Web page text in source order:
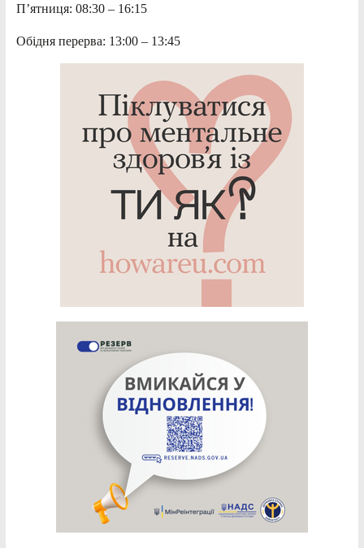
П’ятниця: 08:30 – 16:15
Обідня перерва: 13:00 – 13:45